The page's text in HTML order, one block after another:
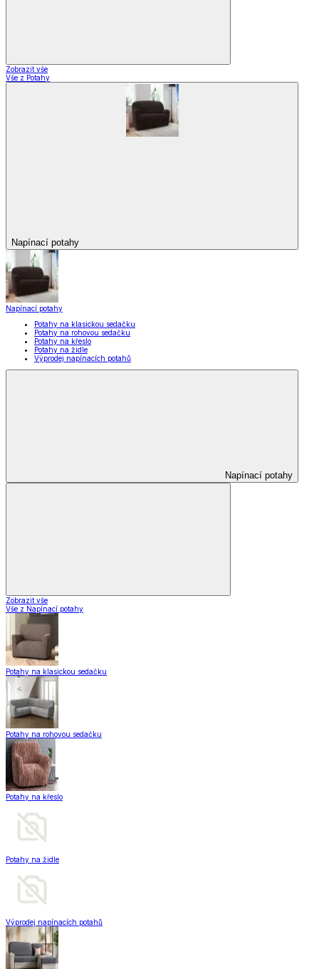
Zobrazit vše
Vše z Potahy
Napínací potahy
Napínací potahy
Potahy na klasickou sedačku
Potahy na rohovou sedačku
Potahy na křeslo
Potahy na židle
Výprodej napínacích potahů
Napínací potahy
Zobrazit vše
Vše z Napínací potahy
Potahy na klasickou sedačku
Potahy na rohovou sedačku
Potahy na křeslo
Potahy na židle
Výprodej napínacích potahů